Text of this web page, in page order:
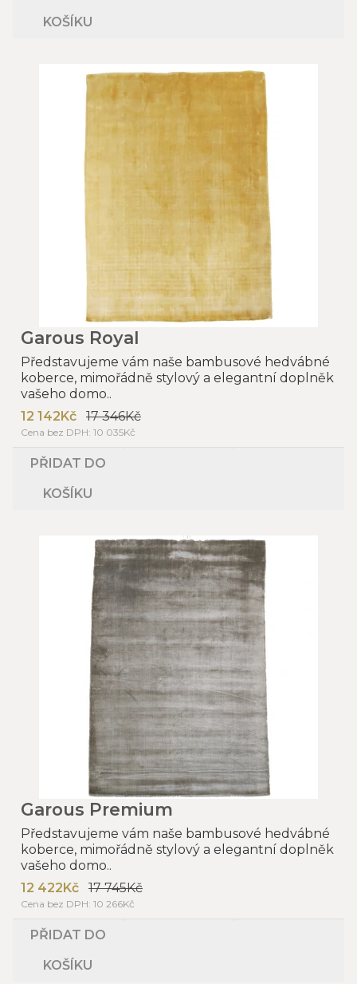
KOŠÍKU
Garous Royal
Představujeme vám naše bambusové hedvábné
koberce, mimořádně stylový a elegantní doplněk
vašeho domo..
12 142Kč
17 346Kč
Cena bez DPH: 10 035Kč
PŘIDAT DO
KOŠÍKU
Garous Premium
Představujeme vám naše bambusové hedvábné
koberce, mimořádně stylový a elegantní doplněk
vašeho domo..
12 422Kč
17 745Kč
Cena bez DPH: 10 266Kč
PŘIDAT DO
KOŠÍKU